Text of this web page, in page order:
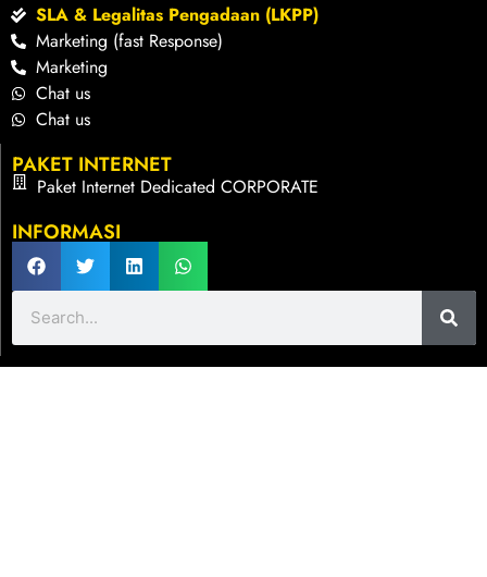
SLA & Legalitas Pengadaan (LKPP)
Marketing (fast Response)
Marketing
Chat us
Chat us
PAKET INTERNET
Paket Internet Dedicated CORPORATE
INFORMASI